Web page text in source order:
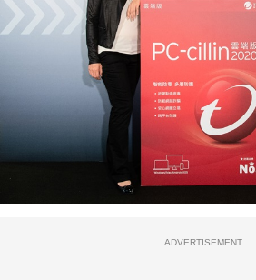
ADVERTISEMENT